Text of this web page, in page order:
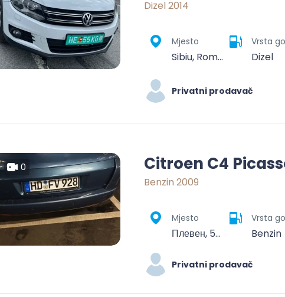
Dizel 2014
Mjesto
Sibiu, România
Vrsta
Dizel
Privatni prodavač
0 Citroen C4
Benzin 2009
Mjesto
Плевен, 5801, България
Vrsta
Benzin
Privatni prodavač